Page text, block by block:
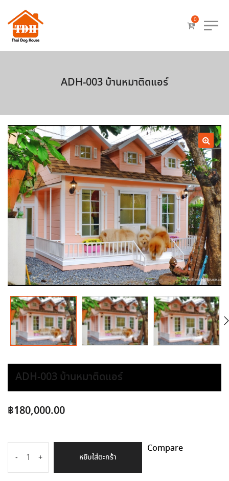
0
ADH-003 บ้านหมาติดแอร์
ADH-003 บ้านหมาติดแอร์
฿180,000.00
- + หยิบใส่ตะกร้า
Compare